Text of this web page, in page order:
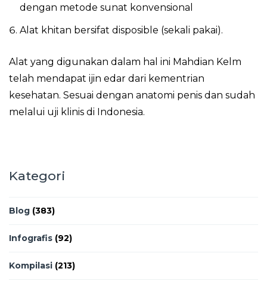
dengan metode sunat konvensional
Alat khitan bersifat disposible (sekali pakai).
Alat yang digunakan dalam hal ini Mahdian Kelm
telah mendapat ijin edar dari kementrian
kesehatan. Sesuai dengan anatomi penis dan sudah
melalui uji klinis di Indonesia.
Kategori
Blog (383)
Infografis (92)
Kompilasi (213)